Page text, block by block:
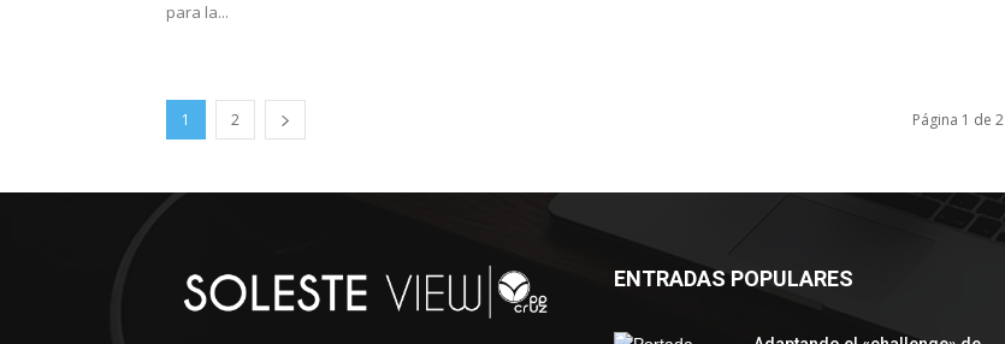
para la...
1 2 Página 1 de 2
ENTRADAS POPULARES